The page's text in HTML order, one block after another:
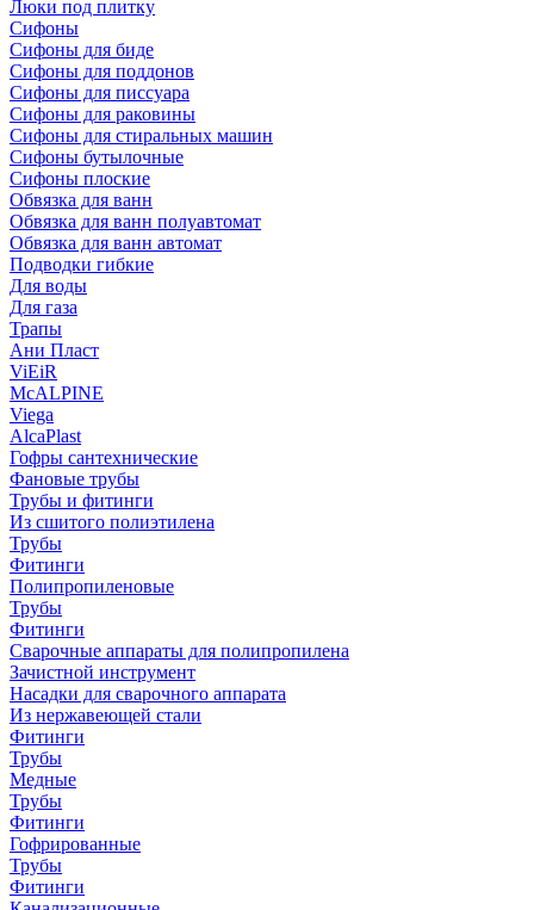
Люки под плитку
Сифоны
Сифoны для биде
Сифoны для поддонов
Сифoны для писсуара
Сифоны для раковины
Сифоны для стиральных машин
Сифоны бутылочные
Сифоны плоские
Обвязка для ванн
Обвязка для ванн полуавтомат
Обвязка для ванн автомат
Подводки гибкие
Для воды
Для газа
Трапы
Ани Пласт
ViEiR
McALPINE
Viega
AlcaPlast
Гофры сантехнические
Фановые трубы
Трубы и фитинги
Из сшитого полиэтилена
Трубы
Фитинги
Полипропиленовые
Трубы
Фитинги
Сварочные аппараты для полипропилена
Зачистной инструмент
Насадки для сварочного аппарата
Из нержавеющей стали
Фитинги
Трубы
Медные
Трубы
Фитинги
Гофрированные
Трубы
Фитинги